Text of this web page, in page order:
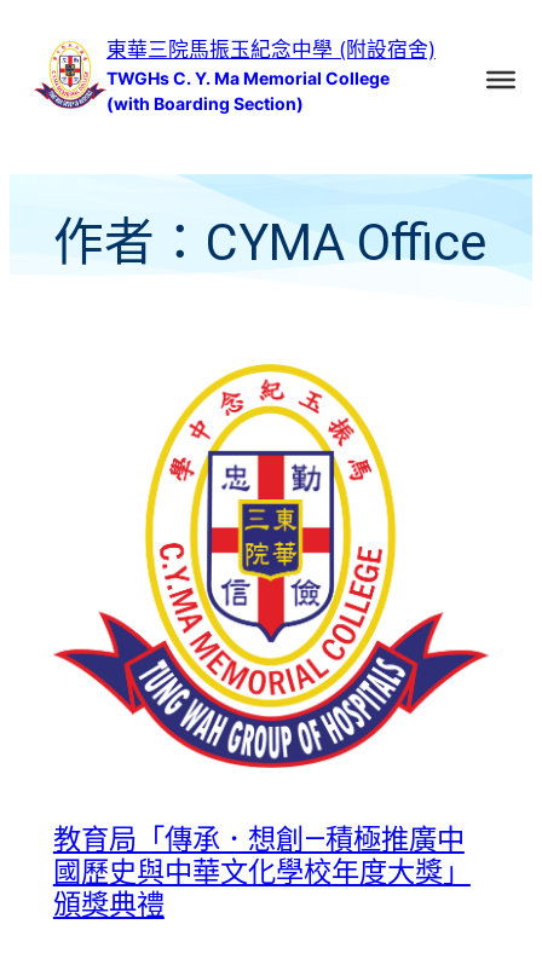
容
東華三院馬振玉紀念中學 (附設宿舍)
TWGHs C. Y. Ma Memorial College
(with Boarding Section)
作者： CYMA Office
教育局「傳承．想創—積極推廣中
國歷史與中華文化學校年度大獎」
頒獎典禮